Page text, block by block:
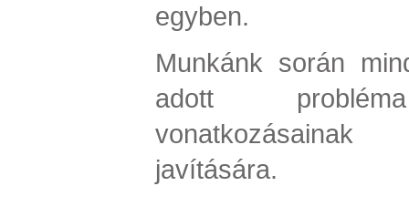
egyben.
Munkánk során
adott
javítására.